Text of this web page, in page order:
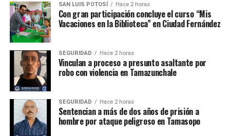
SAN LUIS POTOSÍ Hace 2 horas
Con gran participación concluye el curso “Mis
Vacaciones en la Biblioteca” en Ciudad Fernández
SEGURIDAD Hace 2 horas
Vinculan a proceso a presunto asaltante por
robo con violencia en Tamazunchale
SEGURIDAD Hace 2 horas
Sentencian a más de dos años de prisión a
hombre por ataque peligroso en Tamasopo